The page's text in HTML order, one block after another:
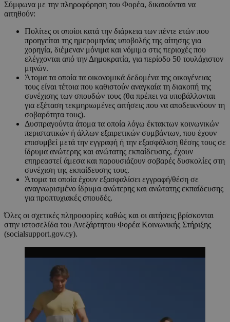
Σύμφωνα με την πληροφόρηση του Φορέα, δικαιούνται να
αιτηθούν:
Πολίτες οι οποίοι κατά την διάρκεια των πέντε ετών που
προηγείται της ημερομηνίας υποβολής της αίτησης για
χορηγία, διέμεναν μόνιμα και νόμιμα στις περιοχές που
ελέγχονται από την Δημοκρατία, για περίοδο 50 τουλάχιστον
μηνών.
Άτομα τα οποία τα οικονομικά δεδομένα της οικογένειας
τους είναι τέτοια που καθιστούν αναγκαία τη διακοπή της
συνέχισης των σπουδών τους (θα πρέπει να υποβάλλονται
για εξέταση τεκμηριωμένες αιτήσεις που να αποδεικνύουν τη
σοβαρότητα τους).
Δυσπραγούντα άτομα τα οποία λόγω έκτακτων κοινωνικών
περιστατικών ή άλλων εξαιρετικών συμβάντων, που έχουν
επισυμβεί μετά την εγγραφή ή την εξασφάλιση θέσης τους σε
ίδρυμα ανώτερης και ανώτατης εκπαίδευσης, έχουν
επηρεαστεί άμεσα και παρουσιάζουν σοβαρές δυσκολίες στη
συνέχιση της εκπαίδευσης τους.
Άτομα τα οποία έχουν εξασφαλίσει εγγραφή/θέση σε
αναγνωρισμένο ίδρυμα ανώτερης και ανώτατης εκπαίδευσης
για προπτυχιακές σπουδές.
Όλες οι σχετικές πληροφορίες καθώς και οι αιτήσεις βρίσκονται
στην ιστοσελίδα του Ανεξάρτητου Φορέα Κοινωνικής Στήριξης
(socialsupport.gov.cy).